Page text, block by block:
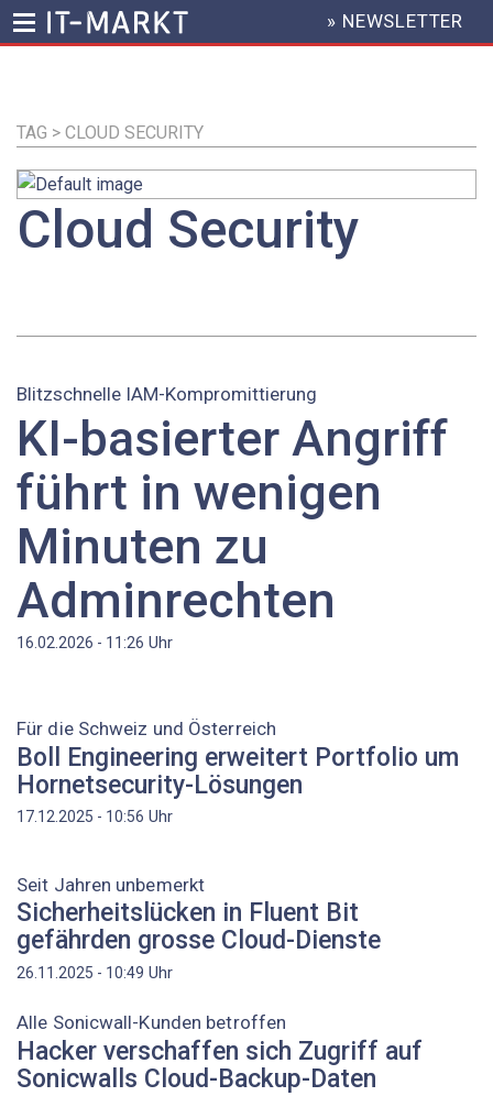
Inhalt
HEADER
MENU
» NEWSLETTER
TAG > CLOUD SECURITY
Cloud Security
Blitzschnelle IAM-Kompromittierung
KI-basierter Angriff
führt in wenigen
Minuten zu
Adminrechten
16.02.2026 - 11:26 Uhr
Für die Schweiz und Österreich
Boll Engineering erweitert Portfolio um
Hornetsecurity-Lösungen
17.12.2025 - 10:56 Uhr
Seit Jahren unbemerkt
Sicherheitslücken in Fluent Bit
gefährden grosse Cloud-Dienste
26.11.2025 - 10:49 Uhr
Alle Sonicwall-Kunden betroffen
Hacker verschaffen sich Zugriff auf
Sonicwalls Cloud-Backup-Daten